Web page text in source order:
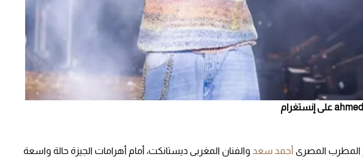
المطرب المصري أحمد سعد والفنان المغربي ديستانكت، أمام أهرامات الجيزة حالة واسعة